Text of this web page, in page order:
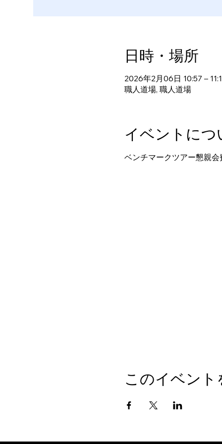
日時・場所
2026年2月06日 10:57 –
職人道場, 職人道場
イベントにつ
ベンチマークツアー懇親会
このイベント